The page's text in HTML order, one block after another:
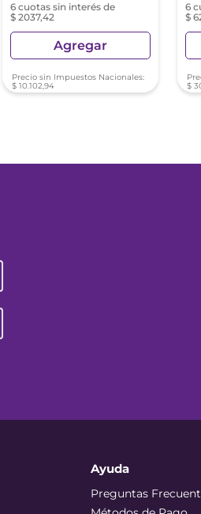
6 cuotas sin interés de
$ 2037,42
Agregar
Precio sin Impuestos Nacionales:
$ 10.102,94
6
$
$
Ayuda
Preguntas